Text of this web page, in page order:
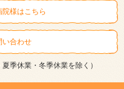
様はこちら
い合わせ
季休業・冬季休業を除く）